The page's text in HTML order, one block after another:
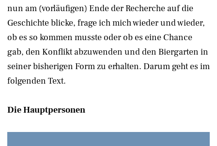
nun am (vorläufigen) Ende der Recherche auf die
Geschichte blicke, frage ich mich wieder und wieder,
ob es so kommen musste oder ob es eine Chance
gab, den Konflikt abzuwenden und den Biergarten in
seiner bisherigen Form zu erhalten. Darum geht es im
folgenden Text.
Die Hauptpersonen